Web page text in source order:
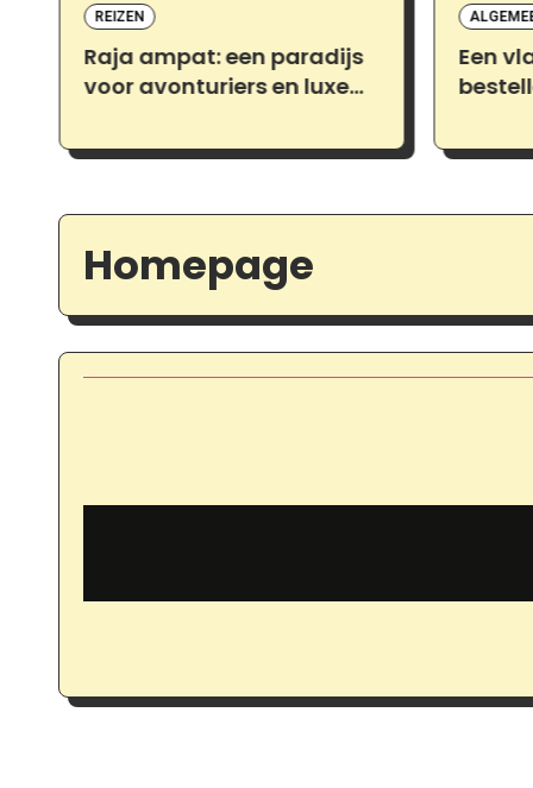
REIZEN
Raja ampat: een paradijs
voor avonturiers en luxe
Een
Homepage